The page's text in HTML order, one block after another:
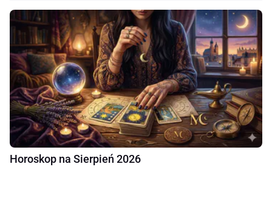
Horoskop na Sierpień 2026